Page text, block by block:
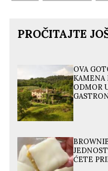
PROČITAJTE
OVA
KAMENA
ODMOR
ĆETE